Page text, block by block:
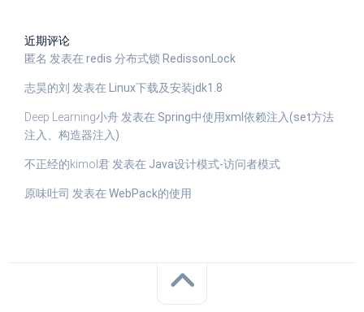
近期评论
匿名 发表在 redis 分布式锁 RedissonLock
志昊的刘 发表在 Linux下载及安装jdk1.8
Deep Learning小舟 发表在 Spring中使用xml依赖注入(set方法
注入、构造器注入)
不正经的kimol君 发表在 Java设计模式-访问者模式
原味吐司 发表在 WebPack的使用